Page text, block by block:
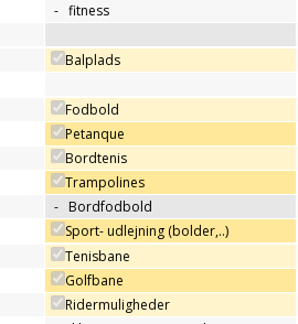
- fitness
Balplads
Fodbold
Petanque
Bordtenis
Trampolines
- Bordfodbold
Sport- udlejning (bolder,..)
Tenisbane
Golfbane
Ridermuligheder